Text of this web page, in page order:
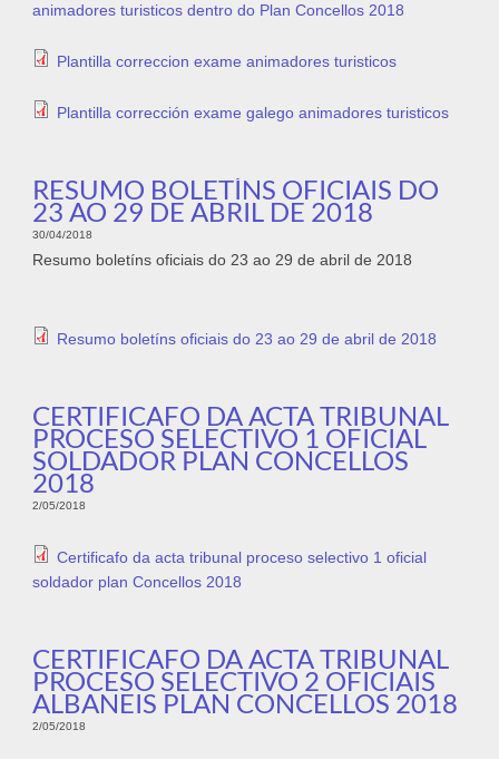
animadores turisticos dentro do Plan Concellos 2018
Plantilla correccion exame animadores turisticos
Plantilla corrección exame galego animadores turisticos
RESUMO BOLETÍNS OFICIAIS DO
23 AO 29 DE ABRIL DE 2018
30/04/2018
Resumo boletíns oficiais do 23 ao 29 de abril de 2018
Resumo boletíns oficiais do 23 ao 29 de abril de 2018
CERTIFICAFO DA ACTA TRIBUNAL
PROCESO SELECTIVO 1 OFICIAL
SOLDADOR PLAN CONCELLOS
2018
2/05/2018
Certificafo da acta tribunal proceso selectivo 1 oficial
soldador plan Concellos 2018
CERTIFICAFO DA ACTA TRIBUNAL
PROCESO SELECTIVO 2 OFICIAIS
ALBANEIS PLAN CONCELLOS 2018
2/05/2018